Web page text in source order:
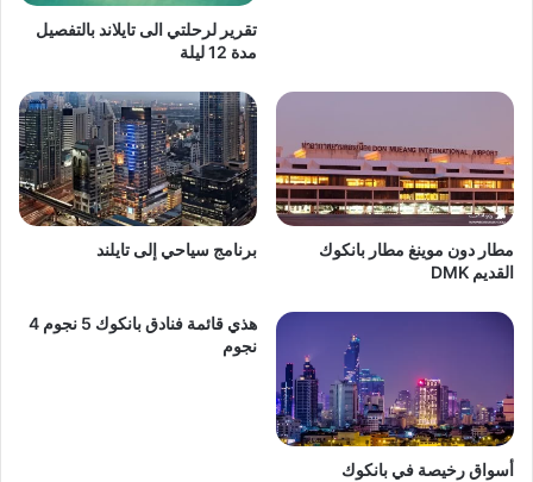
تقرير لرحلتي الى تايلاند بالتفصيل
مدة 12 ليلة
مطار دون موينغ مطار بانكوك
القديم DMK
برنامج سياحي إلى تايلند
أسواق رخيصة في بانكوك
هذي قائمة فنادق بانكوك 5 نجوم 4
نجوم